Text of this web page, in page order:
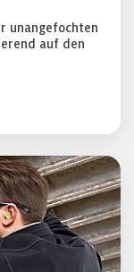
unangefochten
auf den